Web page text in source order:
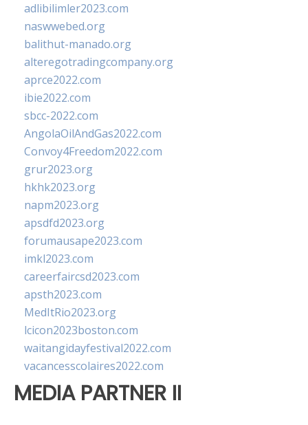
adlibilimler2023.com
naswwebed.org
balithut-manado.org
alteregotradingcompany.org
aprce2022.com
ibie2022.com
sbcc-2022.com
AngolaOilAndGas2022.com
Convoy4Freedom2022.com
grur2023.org
hkhk2023.org
napm2023.org
apsdfd2023.org
forumausape2023.com
imkl2023.com
careerfaircsd2023.com
apsth2023.com
MedItRio2023.org
lcicon2023boston.com
waitangidayfestival2022.com
vacancesscolaires2022.com
MEDIA PARTNER II